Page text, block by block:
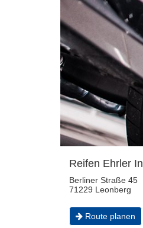
Reifen Ehrler
Berliner Straße 45
71229 Leonberg
Route planen